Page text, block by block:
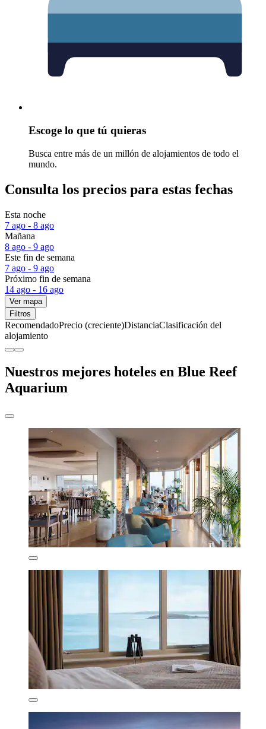
Escoge lo que tú quieras
Busca entre más de un millón de alojamientos de todo el
mundo.
Consulta los precios para estas fechas
Esta noche
7 ago - 8 ago
Mañana
8 ago - 9 ago
Este fin de semana
7 ago - 9 ago
Próximo fin de semana
14 ago - 16 ago
Ver mapa
Filtros
RecomendadoPrecio (creciente)DistanciaClasificación del
alojamiento
Nuestros mejores hoteles en Blue Reef
Aquarium